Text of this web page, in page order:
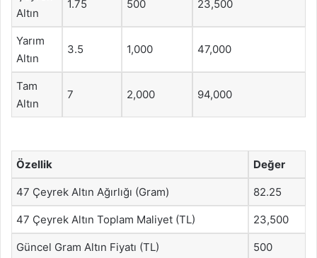
Altın
1.75 500 23,500
Yarım
Altın
3.5 1,000 47,000
Tam
Altın
7 2,000 94,000
Özellik Değer
47 Çeyrek Altın Ağırlığı (Gram) 82.25
47 Çeyrek Altın Toplam Maliyet (TL) 23,500
Güncel Gram Altın Fiyatı (TL) 500